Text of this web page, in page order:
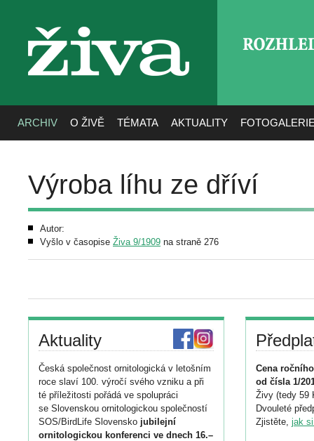
živa
ARCHIV O ŽIVĚ TÉMATA AKTUALITY
Výroba líhu ze dříví
Autor:
Vyšlo v časopise Živa 9/1909 na straně 276
Aktuality
Česká společnost ornitologická v letošním
roce slaví 100. výročí svého vzniku a při
té příležitosti pořádá ve spolupráci
se Slovenskou ornitologickou společností
SOS/BirdLife Slovensko jubilejní
ornitologickou konferenci ve dnech 16.–
Cena
od čísla 1/
Živy (tedy 59
Dvouleté
Zjistěte, jak